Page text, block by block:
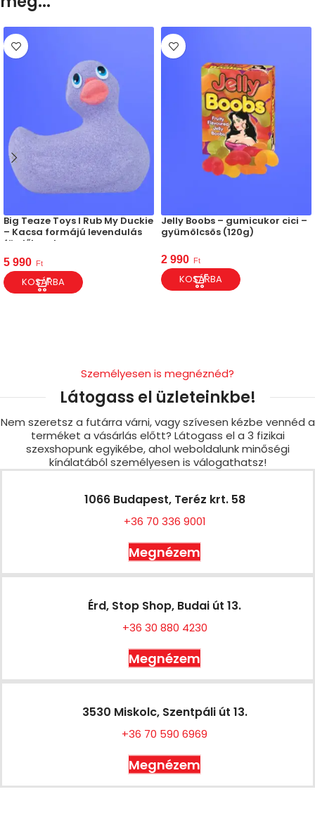
Big Teaze Toys I Rub My Duckie
– Kacsa formájú levendulás
fürdőbomba
5 990 Ft
KOSÁRBA
Jelly Boobs – gumicukor cici –
gyümölcsös (120g)
2 990 Ft
KOSÁRBA
Személyesen is megnéznéd?
Látogass el üzleteinkbe!
Nem szeretsz a futárra várni, vagy szívesen kézbe vennéd a
terméket a vásárlás előtt? Látogass el a 3 fizikai
szexshopunk egyikébe, ahol weboldalunk minőségi
kínálatából személyesen is válogathatsz!
1066 Budapest, Teréz krt. 58
+36 70 336 9001
Megnézem
Érd, Stop Shop, Budai út 13.
+36 30 880 4230
Megnézem
3530 Miskolc, Szentpáli út 13.
+36 70 590 6969
Megnézem